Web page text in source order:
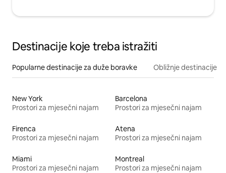
Destinacije koje treba istražiti
Popularne destinacije za duže boravke Obližnje destinacije
New York
Prostori za mjesečni najam
Barcelona
Prostori za mjesečni najam
Firenca
Prostori za mjesečni najam
Atena
Prostori za mjesečni najam
Miami
Prostori za mjesečni najam
Montreal
Prostori za mjesečni najam